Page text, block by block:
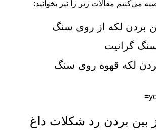
می‌کنیم مقالات زیر را نیز بخوانید:
بردن لکه از روی سنگ
گرانیت
بین بردن رد شکلات داغ